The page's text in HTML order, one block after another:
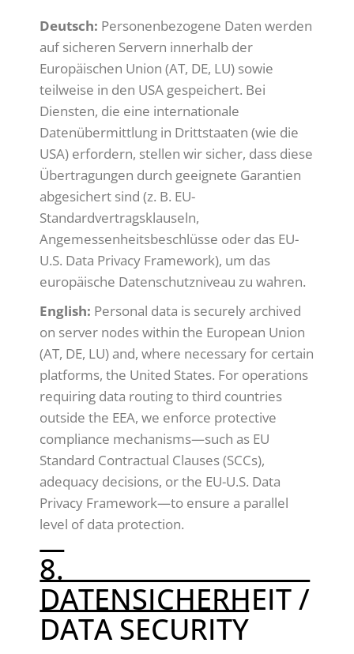
Deutsch: Personenbezogene Daten werden
auf sicheren Servern innerhalb der
Europäischen Union (AT, DE, LU) sowie
teilweise in den USA gespeichert. Bei
Diensten, die eine internationale
Datenübermittlung in Drittstaaten (wie die
USA) erfordern, stellen wir sicher, dass diese
Übertragungen durch geeignete Garantien
abgesichert sind (z. B. EU-
Standardvertragsklauseln,
Angemessenheitsbeschlüsse oder das EU-
U.S. Data Privacy Framework), um das
europäische Datenschutzniveau zu wahren.
English: Personal data is securely archived
on server nodes within the European Union
(AT, DE, LU) and, where necessary for certain
platforms, the United States. For operations
requiring data routing to third countries
outside the EEA, we enforce protective
compliance mechanisms—such as EU
Standard Contractual Clauses (SCCs),
adequacy decisions, or the EU-U.S. Data
Privacy Framework—to ensure a parallel
level of data protection.
8.
DATENSICHERHEIT /
DATA SECURITY